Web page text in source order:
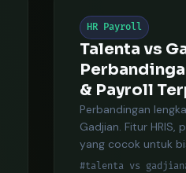
HR Payroll
Talenta vs
& Payroll
Perbandingan
Gadjian. Fitur HRIS,
yang cocok untuk
#talenta vs gadjian